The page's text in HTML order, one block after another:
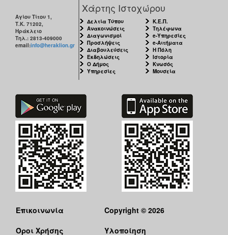
Αγίου Τίτου 1,
Τ.Κ. 71202,
Ηράκλειο
Τηλ.: 2813-409000
email:info@heraklion.gr
Χάρτης Ιστοχώρου
Δελτία Τύπου
Ανακοινώσεις
Διαγωνισμοί
Προσλήψεις
Διαβουλεύσεις
Εκδηλώσεις
Ο Δήμος
Υπηρεσίες
Κ.Ε.Π.
Τηλέφωνα
e-Υπηρεσίες
e-Αιτήματα
Η Πόλη
Ιστορία
Κνωσός
Μουσεία
Επικοινωνία
Όροι Χρήσης
Copyright © 2026
Υλοποίηση